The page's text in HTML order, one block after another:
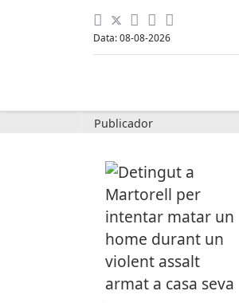
Data: 08-08-2026
Publicador